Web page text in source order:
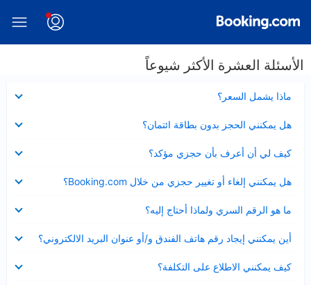
الأسئلة العشرة الأكثر شيوعاً
ماذا يشمل السعر؟
مصغر
هل يمكنني الحجز بدون بطاقة ائتمان؟
مصغر
كيف لي أن أعرف بأن حجزي مؤكد؟
مصغر
هل يمكنني إلغاء أو تغيير حجزي من خلال Booking.com؟
مصغر
ما هو الرقم السري ولماذا أحتاج إليه؟
مصغر
أين يمكنني إيجاد رقم هاتف الفندق و/أو عنوان البريد الالكتروني؟
عرض
مصغر
كيف يمكنني الاطلاع على التكلفة؟
مصغر